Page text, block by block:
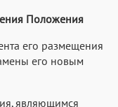
Положения
его размещения
его новым
являющимся